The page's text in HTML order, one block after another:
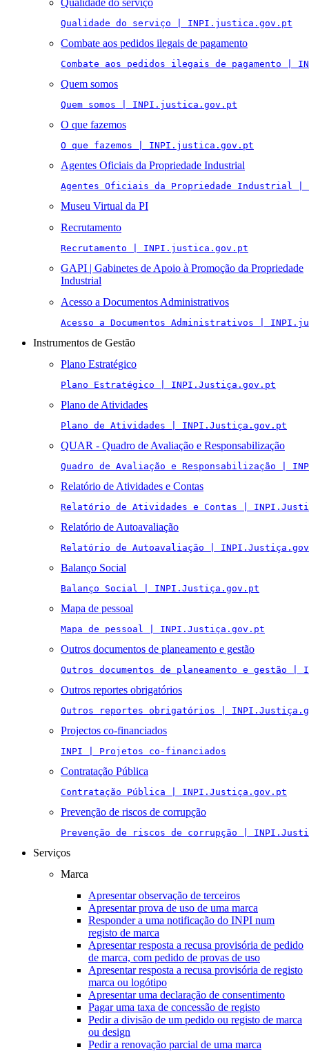
Qualidade do serviço
Qualidade do serviço | INPI.justica.gov.pt
Combate aos pedidos ilegais de pagamento
Combate aos pedidos ilegais de pagamento |
Quem somos
Quem somos | INPI.justica.gov.pt
O que fazemos
O que fazemos | INPI.justica.gov.pt
Agentes Oficiais da Propriedade Industrial
Agentes Oficiais da Propriedade Industrial
Museu Virtual da PI
Recrutamento
Recrutamento | INPI.justica.gov.pt
GAPI | Gabinetes de Apoio à Promoção da Propriedade
Industrial
Acesso a Documentos Administrativos
Acesso a Documentos Administrativos |
Instrumentos de Gestão
Plano Estratégico
Plano Estratégico | INPI.Justiça.gov.pt
Plano de Atividades
Plano de Atividades | INPI.Justiça.gov.pt
QUAR - Quadro de Avaliação e Responsabilização
Quadro de Avaliação e Responsabilização |
Relatório de Atividades e Contas
Relatório de Atividades e Contas |
Relatório de Autoavaliação
Relatório de Autoavaliação |
Balanço Social
Balanço Social | INPI.Justiça.gov.pt
Mapa de pessoal
Mapa de pessoal | INPI.Justiça.gov.pt
Outros documentos de planeamento e gestão
Outros documentos de planeamento e gestão
Outros reportes obrigatórios
Outros reportes obrigatórios |
Projectos co-financiados
INPI | Projetos co-financiados
Contratação Pública
Contratação Pública | INPI.Justiça.gov.pt
Prevenção de riscos de corrupção
Prevenção de riscos de corrupção |
Serviços
Marca
Apresentar observação de terceiros
Apresentar prova de uso de uma marca
Responder a uma notificação do INPI num
registo de marca
Apresentar resposta a recusa provisória de pedido
de marca, com pedido de provas de uso
Apresentar resposta a recusa provisória de registo
marca ou logótipo
Apresentar uma declaração de consentimento
Pagar uma taxa de concessão de registo
Pedir a divisão de um pedido ou registo de marca
ou design
Pedir a renovação parcial de uma marca